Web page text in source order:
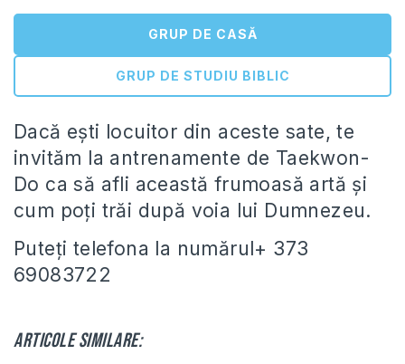
GRUP DE CASĂ
GRUP DE STUDIU BIBLIC
Dacă ești locuitor din aceste sate, te
invităm la antrenamente de Taekwon-
Do ca să afli această frumoasă artă și
cum poți trăi după voia lui Dumnezeu.
Puteți telefona la numărul+ 373
69083722
Articole similare: